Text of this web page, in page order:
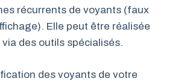
récurrents de voyants (faux
Elle peut être réalisée
des outils spécialisés.
des voyants de votre